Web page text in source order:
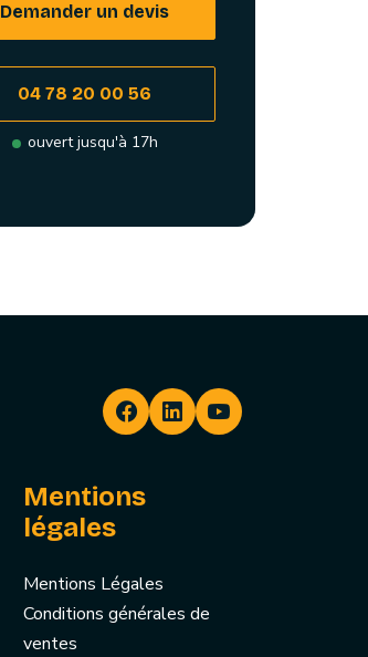
Demander un devis
04 78 20 00 56
ouvert jusqu'à 17h
Mentions
légales
Mentions Légales
Conditions générales de
ventes